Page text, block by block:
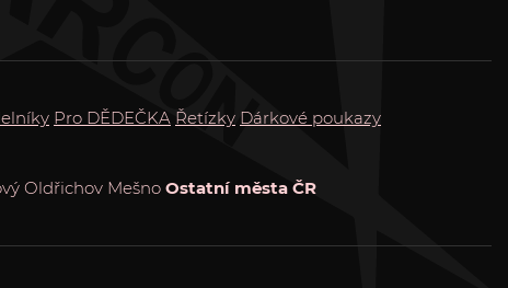
Pro DĚDEČKA Řetízky Dárkové poukazy
Oldřichov Mešno Ostatní města ČR